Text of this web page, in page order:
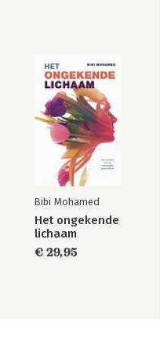
Bibi Mohamed
Het ongekende
lichaam
€ 29,95